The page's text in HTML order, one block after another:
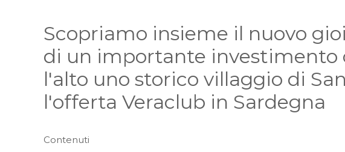
Scopriamo insieme il nuovo
di un importante investimento
l'alto uno storico villaggio di
l'offerta Veraclub in Sardegna
Contenuti